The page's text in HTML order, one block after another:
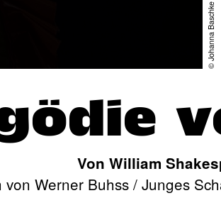
© Johanna Baschke
Von William
Werner Buhss / Junges